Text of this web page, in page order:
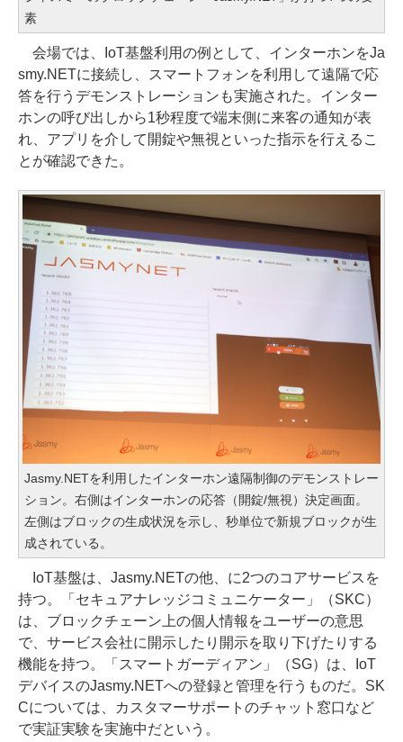
素
会場では、IoT基盤利用の例として、インターホンをJa
smy.NETに接続し、スマートフォンを利用して遠隔で応
答を行うデモンストレーションも実施された。インター
ホンの呼び出しから1秒程度で端末側に来客の通知が表
れ、アプリを介して開錠や無視といった指示を行えるこ
とが確認できた。
Jasmy.NETを利用したインターホン遠隔制御のデモンストレー
ション。右側はインターホンの応答（開錠/無視）決定画面。
左側はブロックの生成状況を示し、秒単位で新規ブロックが生
成されている。
IoT基盤は、Jasmy.NETの他、に2つのコアサービスを
持つ。「セキュアナレッジコミュニケーター」（SKC）
は、ブロックチェーン上の個人情報をユーザーの意思
で、サービス会社に開示したり開示を取り下げたりする
機能を持つ。「スマートガーディアン」（SG）は、IoT
デバイスのJasmy.NETへの登録と管理を行うものだ。SK
Cについては、カスタマーサポートのチャット窓口など
で実証実験を実施中だという。